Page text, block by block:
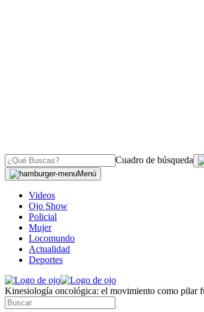
Cuadro de búsqueda
Menú
Videos
Ojo Show
Policial
Mujer
Locomundo
Actualidad
Deportes
Kinesiología oncológica: el movimiento como pilar